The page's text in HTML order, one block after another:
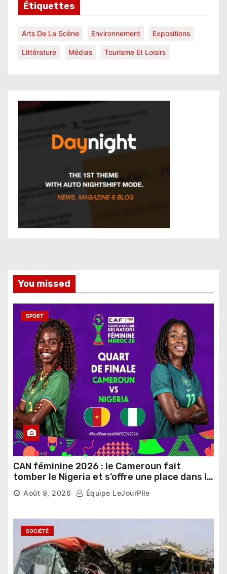
Étiquettes
Arts De La Scène Environnement Expositions
Littérature Médias Tourisme Et Loisirs
You missed
SPORT
CAN féminine 2026 : le Cameroun fait
tomber le Nigeria et s’offre une place dans le
dernier carré
Août 9, 2026 Équipe LeJourPile
SOCIÉTÉ